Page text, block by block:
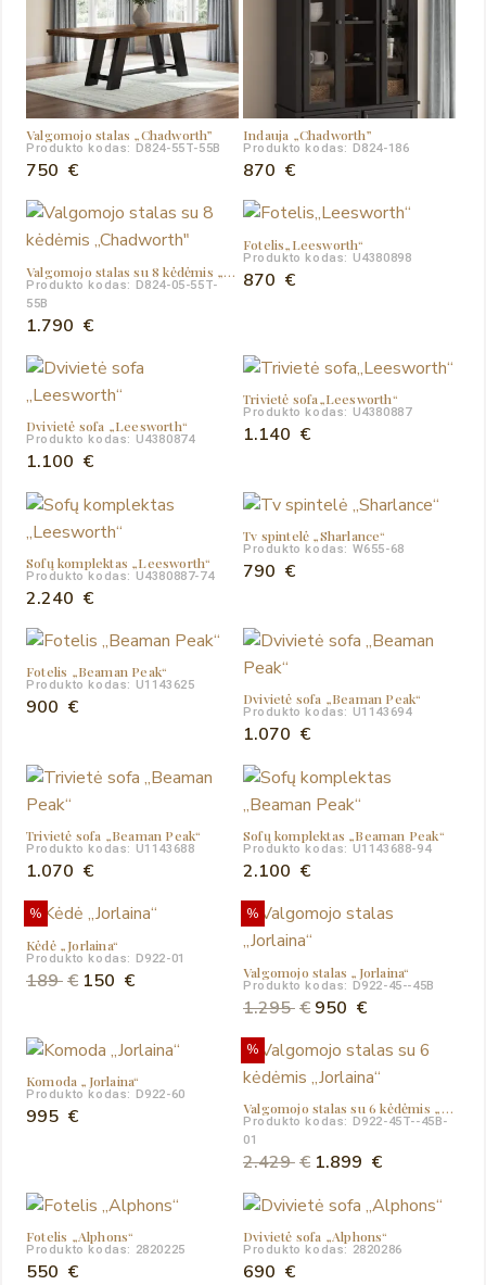
Valgomojo stalas „Chadworth”
Produkto kodas: D824-55T-55B
750 €
Indauja „Chadworth”
Produkto kodas: D824-186
870 €
Valgomojo stalas su 8 kėdėmis „Chadworth”
Produkto kodas: D824-05-55T-
55B
1.790 €
Fotelis„Leesworth“
Produkto kodas: U4380898
870 €
Dvivietė sofa „Leesworth“
Produkto kodas: U4380874
1.100 €
Trivietė sofa„Leesworth“
Produkto kodas: U4380887
1.140 €
Sofų komplektas „Leesworth“
Produkto kodas: U4380887-74
2.240 €
Tv spintelė „Sharlance“
Produkto kodas: W655-68
790 €
Fotelis „Beaman Peak“
Produkto kodas: U1143625
900 € Dvivietė sofa „Beaman Peak“
Produkto kodas: U1143694
1.070 €
Trivietė sofa „Beaman Peak“
Produkto kodas: U1143688
1.070 €
Sofų komplektas „Beaman Peak“
Produkto kodas: U1143688-94
2.100 €
%
Kėdė „Jorlaina“
Produkto kodas: D922-01
189€ Original
189 €.
150 €Current
150 €.
%
Valgomojo stalas „Jorlaina“
Produkto kodas: D922-45--45B
1.295€ Original
was:
1.295 €.
950 €Current
is:
950 €.
Komoda „Jorlaina“
Produkto kodas: D922-60
995 €
%
Valgomojo stalas su 6 kėdėmis „Jorlaina“
Produkto kodas: D922-45T--45B-
01
2.429€ Original
was:
2.429 €.
1.899 €Current
is:
1.899 €.
Fotelis „Alphons“
Produkto kodas: 2820225
550 €
Dvivietė sofa „Alphons“
Produkto kodas: 2820286
690 €